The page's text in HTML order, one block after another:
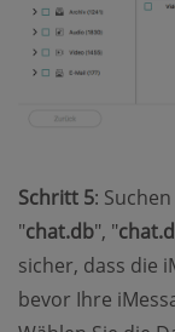
Schritt 5:
"chat.db", "
sicher, dass die
bevor Ihre